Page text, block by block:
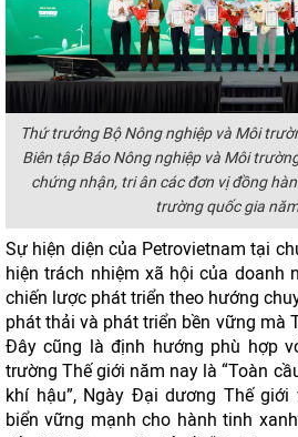
Thứ trưởng Bộ Nông nghiệp và Môi
Biên tập Báo Nông nghiệp và Môi
chứng nhận, tri ân các đơn vị đồng
trường quốc gia
Sự hiện diện của Petrovietnam tại
hiện trách nhiệm xã hội của doanh
chiến lược phát triển theo hướng
phát thải và phát triển bền vững mà
Đây cũng là định hướng phù hợp
trường Thế giới năm nay là “Toàn
khí hậu”, Ngày Đại dương Thế giới
biển vững mạnh cho hành tinh